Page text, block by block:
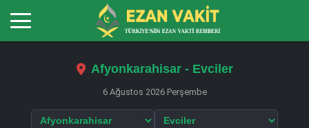
Afyonkarahisar - Evciler
6 Ağustos 2026 Perşembe